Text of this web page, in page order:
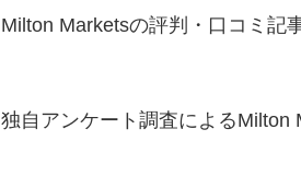
Milton Marketsの評判・口コミ記
独自アンケート調査によるMilton